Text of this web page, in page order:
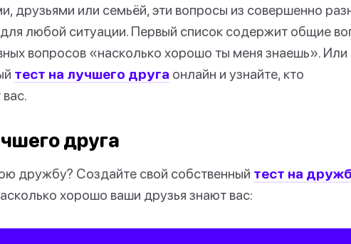
друзьями или семьёй, эти вопросы из совершенно
любой ситуации. Первый список содержит общие
вопросов «насколько хорошо ты меня знаешь». Или
тест на лучшего друга онлайн и узнайте, кто
друга
дружбу? Создайте свой собственный тест на
хорошо ваши друзья знают вас: